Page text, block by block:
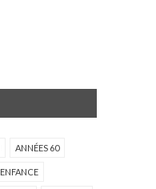
ANNÉES 60
ENFANCE